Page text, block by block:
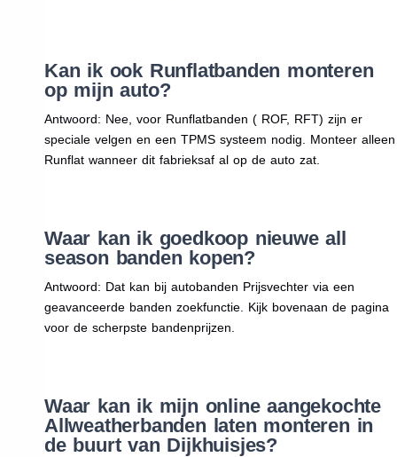
Kan ik ook Runflatbanden monteren
op mijn auto?
Antwoord: Nee, voor Runflatbanden ( ROF, RFT) zijn er
speciale velgen en een TPMS systeem nodig. Monteer alleen
Runflat wanneer dit fabrieksaf al op de auto zat.
Waar kan ik goedkoop nieuwe all
season banden kopen?
Antwoord: Dat kan bij autobanden Prijsvechter via een
geavanceerde banden zoekfunctie. Kijk bovenaan de pagina
voor de scherpste bandenprijzen.
Waar kan ik mijn online aangekochte
Allweatherbanden laten monteren in
de buurt van Dijkhuisjes?